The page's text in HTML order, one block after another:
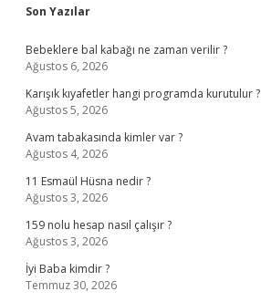
Sidebar
Son Yazılar
Bebeklere bal kabağı ne zaman verilir ?
Ağustos 6, 2026
Karışık kıyafetler hangi programda kurutulur ?
Ağustos 5, 2026
Avam tabakasında kimler var ?
Ağustos 4, 2026
11 Esmaül Hüsna nedir ?
Ağustos 3, 2026
159 nolu hesap nasıl çalışır ?
Ağustos 3, 2026
İyi Baba kimdir ?
Temmuz 30, 2026